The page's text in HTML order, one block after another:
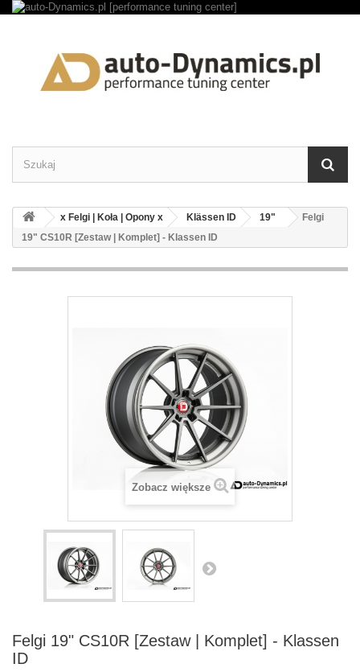
x Felgi | Koła | Opony x Klässen ID 19"
Felgi
19" CS10R [Zestaw | Komplet] - Klassen ID
Zobacz większe
Felgi 19" CS10R [Zestaw | Komplet] - Klassen
ID